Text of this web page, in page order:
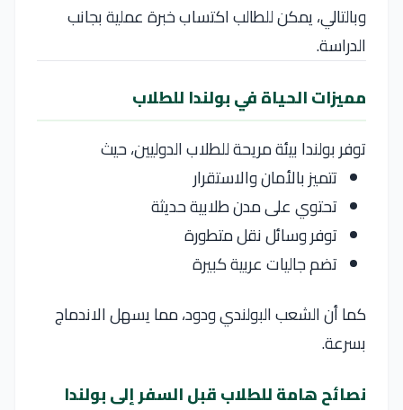
وبالتالي، يمكن للطالب اكتساب خبرة عملية بجانب
الدراسة.
مميزات الحياة في بولندا للطلاب
توفر بولندا بيئة مريحة للطلاب الدوليين، حيث
تتميز بالأمان والاستقرار
تحتوي على مدن طلابية حديثة
توفر وسائل نقل متطورة
تضم جاليات عربية كبيرة
كما أن الشعب البولندي ودود، مما يسهل الاندماج
بسرعة.
نصائح هامة للطلاب قبل السفر إلى بولندا